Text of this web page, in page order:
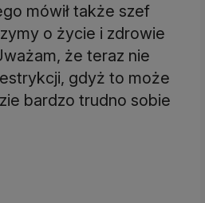
mówił także szef
o życie i zdrowie
że teraz nie
gdyż to może
bardzo trudno sobie